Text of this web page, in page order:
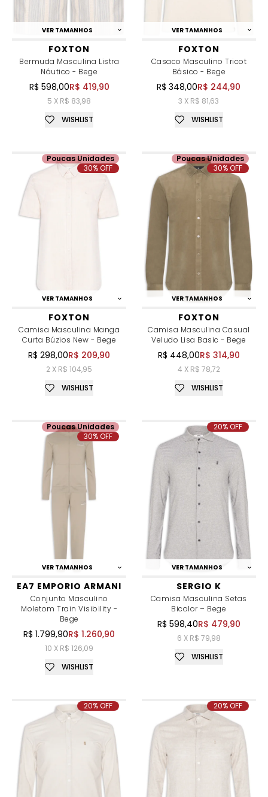
VER TAMANHOS
FOXTON
Bermuda Masculina Listra
Náutico - Bege
R$ 598,00R$ 419,90
5 X R$ 83,98
WISHLIST
VER TAMANHOS
FOXTON
Casaco Masculino Tricot
Básico - Bege
R$ 348,00R$ 244,90
3 X R$ 81,63
WISHLIST
VER TAMANHOS
FOXTON
Camisa Masculina Manga
Curta Búzios New - Bege
R$ 298,00R$ 209,90
2 X R$ 104,95
Poucas Unidades
30% OFF
WISHLIST
VER TAMANHOS
FOXTON
Camisa Masculina Casual
Veludo Lisa Basic - Bege
R$ 448,00R$ 314,90
4 X R$ 78,72
Poucas Unidades
30% OFF
WISHLIST
VER TAMANHOS
EA7 EMPORIO ARMANI
Conjunto Masculino
Moletom Train Visibility -
Bege
R$ 1.799,90R$ 1.260,90
10 X R$ 126,09
Poucas Unidades
30% OFF
WISHLIST
VER TAMANHOS
SERGIO K
Camisa Masculina Setas
Bicolor – Bege
R$ 598,40R$ 479,90
6 X R$ 79,98
20% OFF
WISHLIST
20% OFF 20% OFF